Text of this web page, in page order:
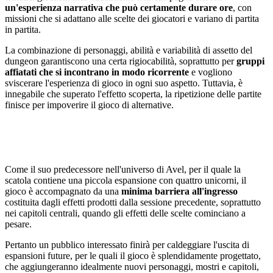
un'esperienza narrativa che può certamente durare ore, con
missioni che si adattano alle scelte dei giocatori e variano di partita
in partita.
La combinazione di personaggi, abilità e variabilità di assetto del
dungeon garantiscono una certa rigiocabilità, soprattutto pergruppi
affiatati che si incontrano in modo ricorrente e vogliono
sviscerare l'esperienza di gioco in ogni suo aspetto. Tuttavia, è
innegabile che superato l'effetto scoperta, la ripetizione delle partite
finisce per impoverire il gioco di alternative.
Come il suo predecessore nell'universo di Avel, per il quale la
scatola contiene una piccola espansione con quattro unicorni, il
gioco è accompagnato da una minima barriera all'ingresso
costituita dagli effetti prodotti dalla sessione precedente, soprattutto
nei capitoli centrali, quando gli effetti delle scelte cominciano a
pesare.
Pertanto un pubblico interessato finirà per caldeggiare l'uscita di
espansioni future, per le quali il gioco è splendidamente progettato,
che aggiungeranno idealmente nuovi personaggi, mostri e capitoli,